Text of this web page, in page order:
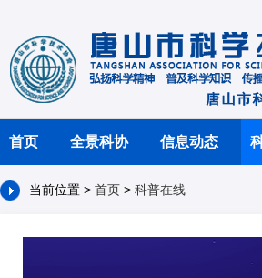
首页 全景科协 信息动态
当前位置 > 首页 > 科普在线